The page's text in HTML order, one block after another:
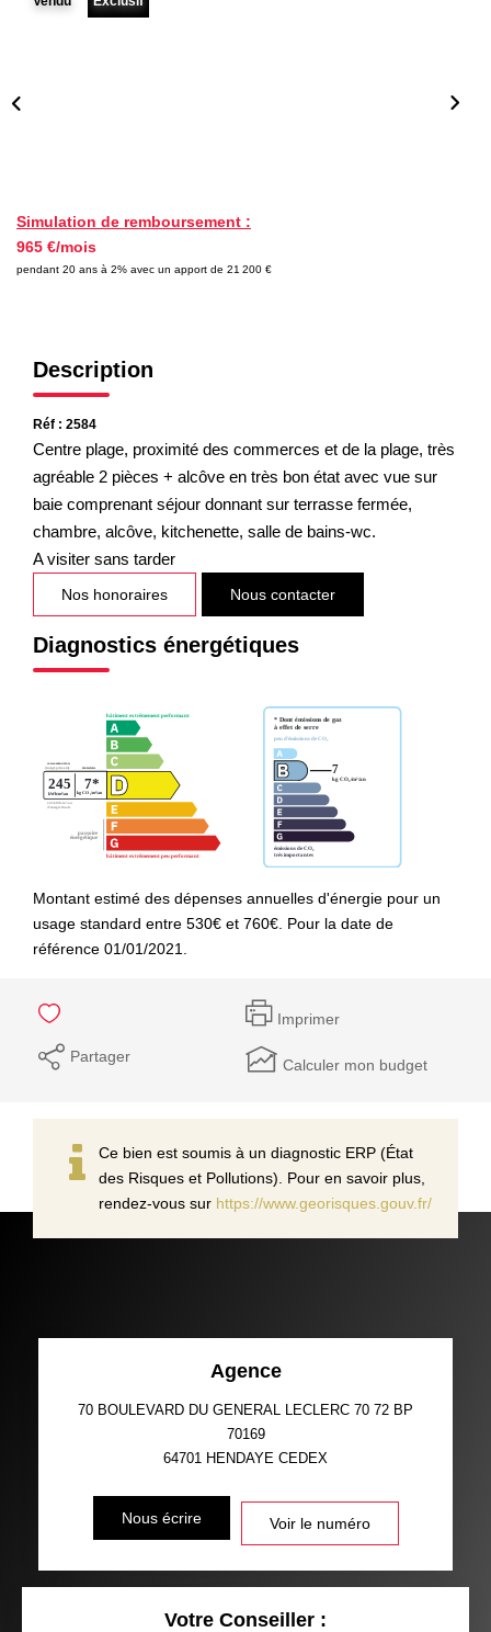
Avis Clients
Simulation de remboursement :
965 €/mois
pendant 20 ans à 2% avec un apport de 21 200 €
Description
Réf : 2584
Centre plage, proximité des commerces et de la plage, très
agréable 2 pièces + alcôve en très bon état avec vue sur
baie comprenant séjour donnant sur terrasse fermée,
chambre, alcôve, kitchenette, salle de bains-wc.
A visiter sans tarder
Nos honoraires Nous contacter
Diagnostics énergétiques
Montant estimé des dépenses annuelles d'énergie pour un
usage standard entre 530€ et 760€. Pour la date de
référence 01/01/2021.
Imprimer
Partager Calculer mon budget
Ce bien est soumis à un diagnostic ERP (État
des Risques et Pollutions). Pour en savoir plus,
rendez-vous sur https://www.georisques.gouv.fr/
Agence
70 BOULEVARD DU GENERAL LECLERC 70 72 BP
70169
64701 HENDAYE CEDEX
Nous écrire Voir le numéro
Votre Conseiller :